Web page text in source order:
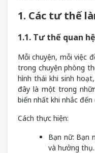
1. Các tư thế
1.1. Tư thế quan
Mỗi chuyện, mỗi việc
trong chuyện phòng
hình thái khi sinh hoạt,
đây là một trong
biến nhất khi nhắc
Cách thực hiện:
Bạn nữ: Bạn
và hưởng thụ.